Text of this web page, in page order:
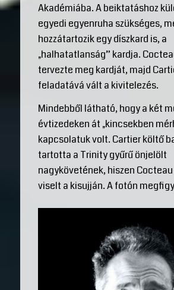
Akadémiába. A beiktatáshoz
egyedi egyenruha szükséges,
hozzátartozik egy díszkard is, a
„halhatatlanság” kardja.
tervezte meg kardját, majd
feladatává vált a kivitelezés.
Mindebből látható, hogy a két
évtizedeken át „kincsekben
kapcsolatuk volt. Cartier költő
tartotta a Trinity gyűrű önjelölt
nagykövetének, hiszen
viselt a kisujján. A fotón